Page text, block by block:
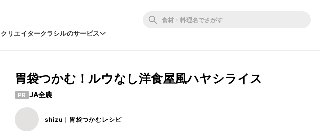
クリエイタークラシルのサービス
胃袋つかむ！ルウなし洋食屋風ハヤシライス
PR JA全農
shizu｜胃袋つかむレシピ